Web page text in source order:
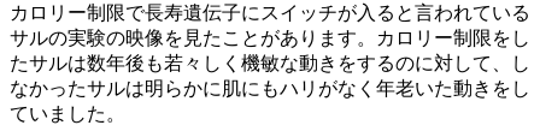
カロリー制限で長寿遺伝子にスイッチが入ると言われている
サルの実験の映像を見たことがあります。カロリー制限をし
たサルは数年後も若々しく機敏な動きをするのに対して、し
なかったサルは明らかに肌にもハリがなく年老いた動きをし
ていました。